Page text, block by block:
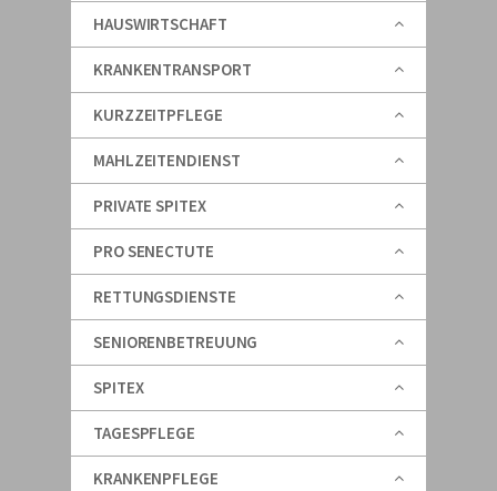
HAUSWIRTSCHAFT
KRANKENTRANSPORT
KURZZEITPFLEGE
MAHLZEITENDIENST
PRIVATE SPITEX
PRO SENECTUTE
RETTUNGSDIENSTE
SENIORENBETREUUNG
SPITEX
TAGESPFLEGE
KRANKENPFLEGE